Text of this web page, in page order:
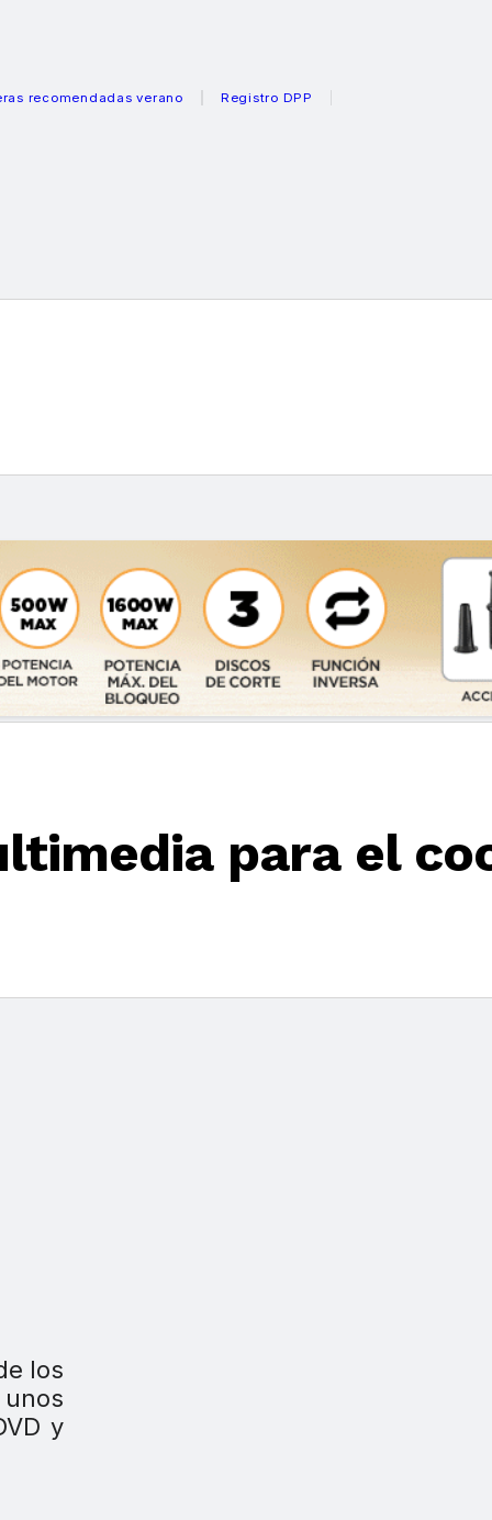
verano Registro DPP
para el
los
y